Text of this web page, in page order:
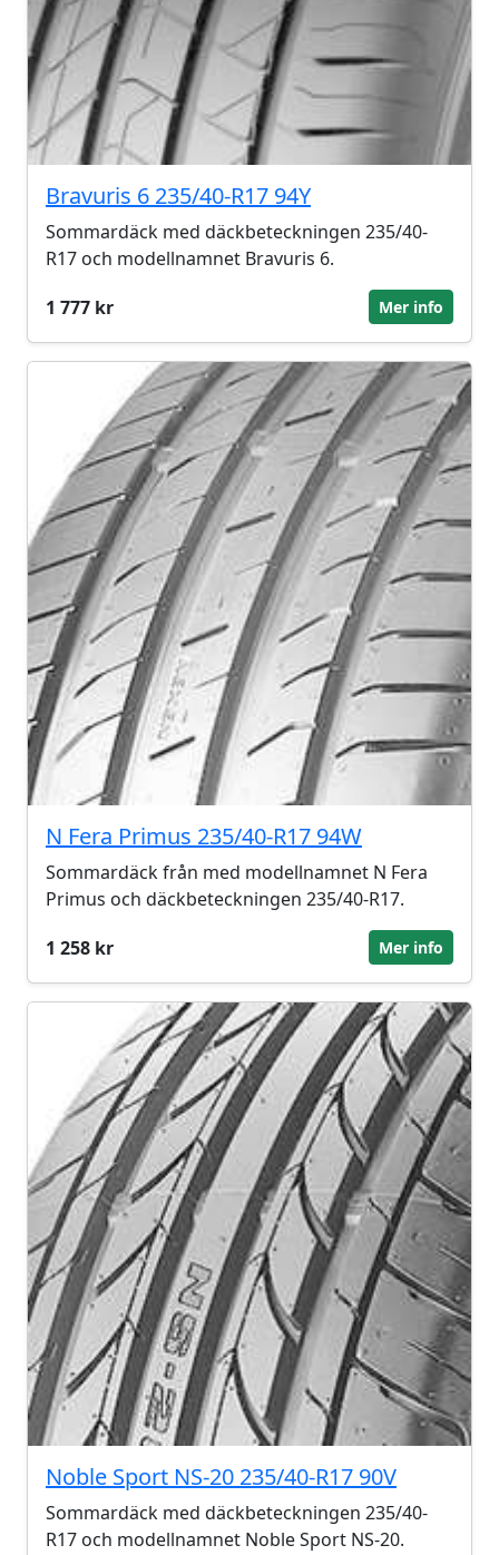
Bravuris 6 235/40-R17 94Y
Sommardäck med däckbeteckningen 235/40-
R17 och modellnamnet Bravuris 6.
1 777 kr
Mer info
N Fera Primus 235/40-R17 94W
Sommardäck från med modellnamnet N Fera
Primus och däckbeteckningen 235/40-R17.
1 258 kr
Mer info
Noble Sport NS-20 235/40-R17 90V
Sommardäck med däckbeteckningen 235/40-
R17 och modellnamnet Noble Sport NS-20.